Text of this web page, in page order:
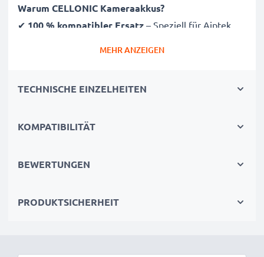
Warum CELLONIC Kameraakkus?
✔ 100 % kompatibler Ersatz – Speziell für Aiptek
✔Garantierte 1700mAh Kapazität
✔Hochwertige Lithium-Ionen Technologie
Effizienz
✔Einfache Installation & Perfekte Passform
MEHR ANZEIGEN
TECHNISCHE EINZELHEITEN
KOMPATIBILITÄT
BEWERTUNGEN
PRODUKTSICHERHEIT